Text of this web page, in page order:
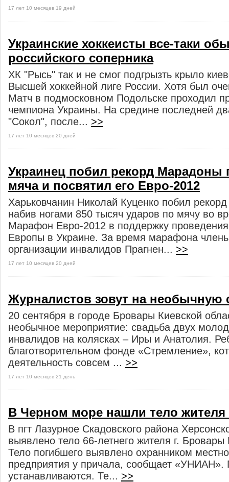
17 лет 10 месяцев 19 дней
Украинские хоккеисты все-таки
российского соперника
ХК "Рысь" так и не смог подгрызть крыло
Высшей хоккейной лиге России. Хотя был
Матч в подмосковном Подольске проходил
чемпиона Украины. На средине последней
"Сокол", после... >>
17 лет 10 месяцев 20 дней
Украинец побил рекорд Марадоны
мяча и посвятил его Евро-2012
Харьковчанин Николай Куценко побил
набив ногами 850 тысяч ударов по мячу во
Марафон Евро-2012 в поддержку
Европы в Украине. За время марафона
организации инвалидов Прагнен... >>
17 лет 10 месяцев 20 дней
Журналистов зовут на необычную
20 сентября в городе Бровары Киевской
необычное мероприятие: свадьба двух
инвалидов на колясках – Иры и Анатолия.
благотворительном фонде «Стремление»,
деятельность совсем ... >>
17 лет 10 месяцев 21 день
В Черном море нашли тело
В пгт Лазурное Скадовского района
выявлено тело 66-летнего жителя г. Бровары
Тело погибшего выявлено охранником
предприятия у причала, сообщает «УНИАН».
устанавливаются. Те... >>